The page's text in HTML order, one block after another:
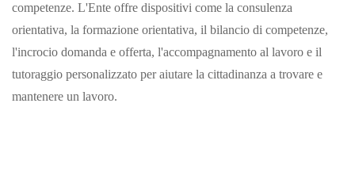
competenze. L'Ente offre dispositivi come la consulenza
orientativa, la formazione orientativa, il bilancio di competenze,
l'incrocio domanda e offerta, l'accompagnamento al lavoro e il
tutoraggio personalizzato per aiutare la cittadinanza a trovare e
mantenere un lavoro.